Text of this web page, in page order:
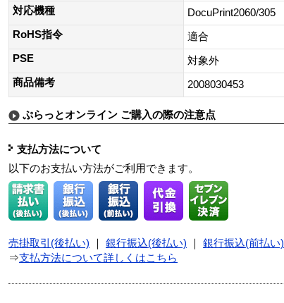
対応機種
DocuPrint2060/305
RoHS指令
適合
PSE
対象外
商品備考
2008030453
ぷらっとオンライン ご購入の際の注意点
支払方法について
以下のお支払い方法がご利用できます。
売掛取引(後払い) 銀行振込(後払い) 銀行振込(前払い)
⇒支払方法について詳しくはこちら